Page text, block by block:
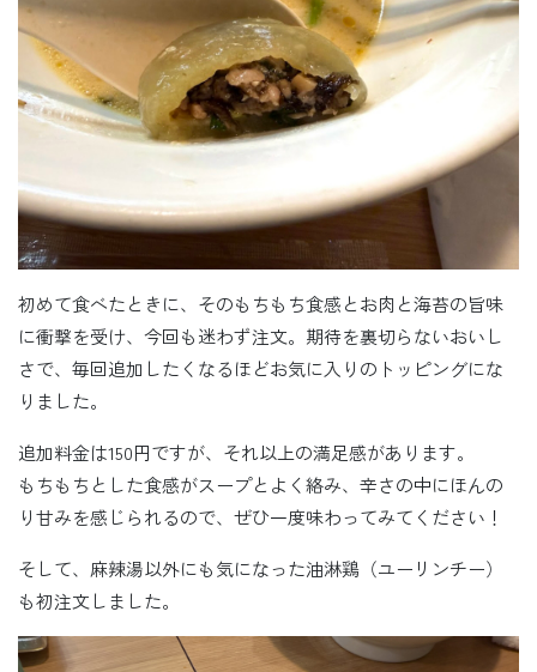
初めて食べたときに、そのもちもち食感とお肉と海苔の旨味
に衝撃を受け、今回も迷わず注文。期待を裏切らないおいし
さで、毎回追加したくなるほどお気に入りのトッピングにな
りました。
追加料金は150円ですが、それ以上の満足感があります。
もちもちとした食感がスープとよく絡み、辛さの中にほんの
り甘みを感じられるので、ぜひ一度味わってみてください！
そして、麻辣湯以外にも気になった油淋鶏（ユーリンチー）
も初注文しました。